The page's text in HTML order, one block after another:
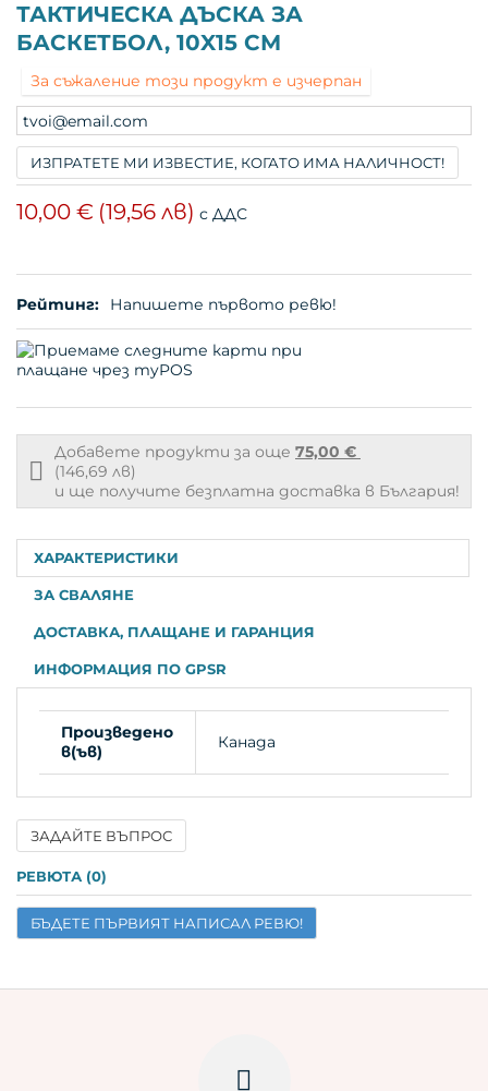
ТАКТИЧЕСКА ДЪСКА ЗА
БАСКЕТБОЛ, 10X15 СМ
За съжаление този продукт е изчерпан
ИЗПРАТЕТЕ МИ ИЗВЕСТИЕ, КОГАТО ИМА НАЛИЧНОСТ!
10,00 € (19,56 лв) с ДДС
Рейтинг: Напишете първото ревю!
Free
shipping
Добавете продукти за още 75,00 €
(146,69 лв)
и ще получите безплатна доставка в България!
ХАРАКТЕРИСТИКИ
ЗА СВАЛЯНЕ
ДОСТАВКА, ПЛАЩАНЕ И ГАРАНЦИЯ
ИНФОРМАЦИЯ ПО GPSR
Произведено
в(ъв)
Канада
ЗАДАЙТЕ ВЪПРОС
Име
Имейл
РЕВЮТА (0)
БЪДЕТЕ ПЪРВИЯТ НАПИСАЛ РЕВЮ!